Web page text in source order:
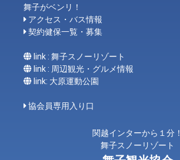
舞子がベンリ！
アクセス・バス情報
契約健保一覧・募集
link : 舞子スノーリゾート
link : 周辺観光・グルメ情報
link: 大原運動公園
協会員専用入り口
関越インターから１分！
舞子スノーリゾート